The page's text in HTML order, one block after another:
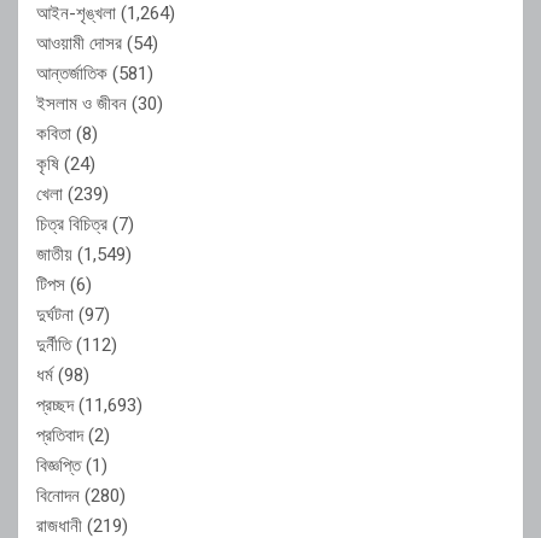
আইন-শৃঙ্খলা (1,264)
আওয়ামী দোসর (54)
আন্তর্জাতিক (581)
ইসলাম ও জীবন (30)
কবিতা (8)
কৃষি (24)
খেলা (239)
চিত্র বিচিত্র (7)
জাতীয় (1,549)
টিপস (6)
দুর্ঘটনা (97)
দুর্নীতি(112)
ধর্ম(98)
প্রচ্ছদ(11,693)
প্রতিবাদ(2)
বিজ্ঞপ্তি(1)
বিনোদন (280)
রাজধানী (219)